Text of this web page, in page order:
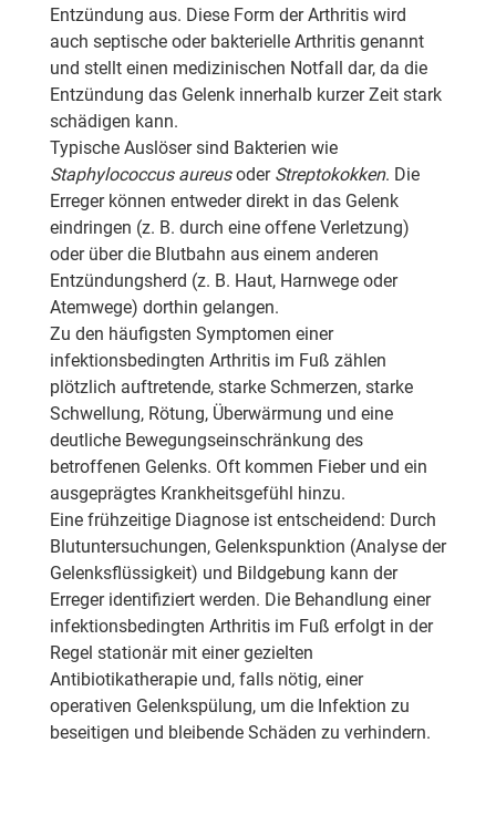
Entzündung aus. Diese Form der Arthritis wird
auch septische oder bakterielle Arthritis genannt
und stellt einen medizinischen Notfall dar, da die
Entzündung das Gelenk innerhalb kurzer Zeit stark
schädigen kann.
Typische Auslöser sind Bakterien wie
Staphylococcus aureusoder Streptokokken. Die
Erreger können entweder direkt in das Gelenk
eindringen (z. B. durch eine offene Verletzung)
oder über die Blutbahn aus einem anderen
Entzündungsherd (z. B. Haut, Harnwege oder
Atemwege) dorthin gelangen.
Zu den häufigsten Symptomen einer
infektionsbedingten Arthritis im Fuß zählen
plötzlich auftretende, starke Schmerzen, starke
Schwellung, Rötung, Überwärmung und eine
deutliche Bewegungseinschränkung des
betroffenen Gelenks. Oft kommen Fieber und ein
ausgeprägtes Krankheitsgefühl hinzu.
Eine frühzeitige Diagnose ist entscheidend: Durch
Blutuntersuchungen, Gelenkspunktion (Analyse der
Gelenksflüssigkeit) und Bildgebung kann der
Erreger identifiziert werden. Die Behandlung einer
infektionsbedingten Arthritis im Fuß erfolgt in der
Regel stationär mit einer gezielten
Antibiotikatherapie und, falls nötig, einer
operativen Gelenkspülung, um die Infektion zu
beseitigen und bleibende Schäden zu verhindern.